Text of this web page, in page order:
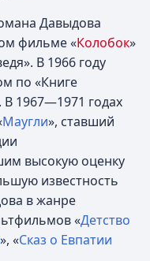
Давыдова
фильме «Колобок»
В 1966 году
по «Книге
В 1967—1971 годах
Маугли», ставший
высокую оценку
известность
в жанре
«Детство
», «Сказ о Евпатии